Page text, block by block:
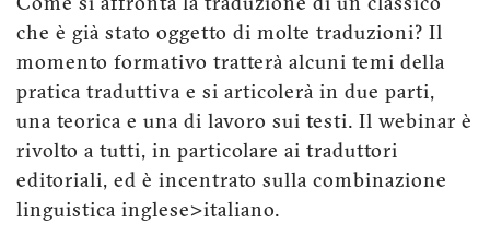
Come si affronta la traduzione di un classico
che è già stato oggetto di molte traduzioni? Il
momento formativo tratterà alcuni temi della
pratica traduttiva e si articolerà in due parti,
una teorica e una di lavoro sui testi. Il webinar è
rivolto a tutti, in particolare ai traduttori
editoriali, ed è incentrato sulla combinazione
linguistica inglese>italiano.